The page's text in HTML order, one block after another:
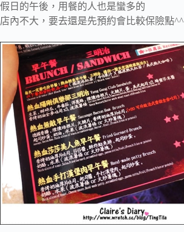
假日的午後，用餐的人也是蠻多的
店內不大，要去還是先預約會比較保險點^^